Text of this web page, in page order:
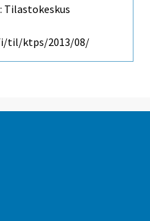
Tilastokeskus
til/ktps/2013/08/